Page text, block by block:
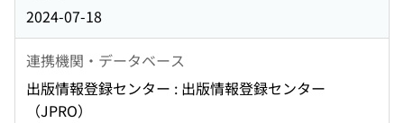
2024-07-18
連携機関・データベース
出版情報登録センター : 出版情報登録センター
（JPRO）